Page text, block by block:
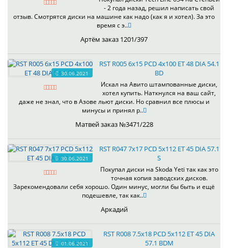
- 2 года назад, решил написать свой
отзыв. Смотрятся диски на машине как надо (как я и хотел). За это
время с э..
Артём заказ 1201/397
30.06.2021
RST R005 6x15 PCD 4x100 ET 48 DIA 54.1
BD
Искал на Авито штампованные диски,
хотел купить. Наткнулся на ваш сайт,
даже не знал, что в Азове льют диски. Но сравнил все плюсы и
минусы и принял р..
Матвей заказ №3471/228
30.06.2021
RST R047 7x17 PCD 5x112 ET 45 DIA 57.1
S
Покупал диски на Skoda Yeti так как это
точная копия заводских дисков.
Зарекомендовали себя хорошо. Один минус, могли бы быть и ещё
подешевле, так как..
Аркадий
01.06.2021
RST R008 7.5x18 PCD 5x112 ET 45 DIA
57.1 BDM